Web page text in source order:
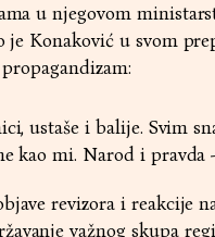
u njegovom
je Konaković u svom
ustaše i balije. Svim
kao mi. Narod i pravda
revizora i reakcije
važnog skupa